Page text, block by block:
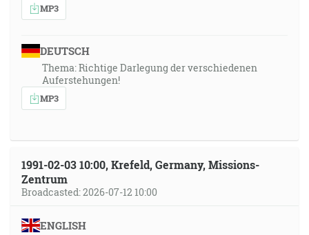
MP3
DEUTSCH
Thema: Richtige Darlegung der verschiedenen
Auferstehungen!
MP3
1991-02-03 10:00, Krefeld, Germany, Missions-
Zentrum
Broadcasted: 2026-07-12 10:00
ENGLISH